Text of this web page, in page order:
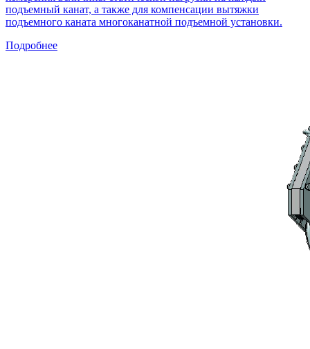
подъемный канат, а также для компенсации вытяжки
подъемного каната многоканатной подъемной установки.
Подробнее